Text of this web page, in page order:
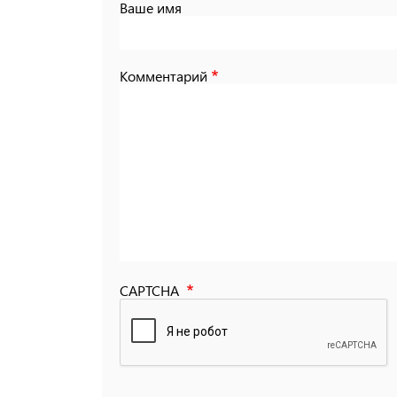
Ваше имя
Комментарий
CAPTCHA